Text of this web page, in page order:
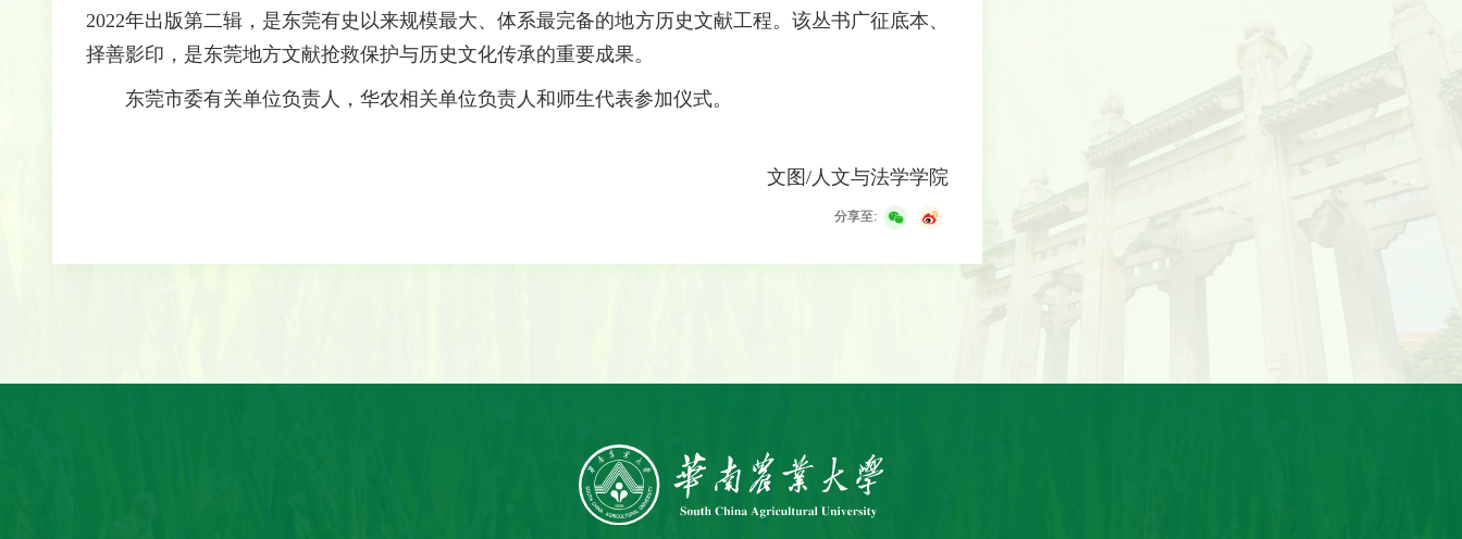
2022年出版第二辑，是东莞有史以来规模最大、体系最完备的地方历史文献工程。该丛书广征底本、
择善影印，是东莞地方文献抢救保护与历史文化传承的重要成果。
东莞市委有关单位负责人，华农相关单位负责人和师生代表参加仪式。
文图/人文与法学学院
分享至: